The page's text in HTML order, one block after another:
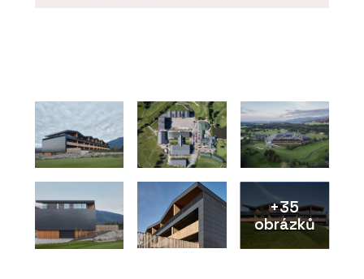
Vytápění a chlazení - REHAU
+35
obrázků